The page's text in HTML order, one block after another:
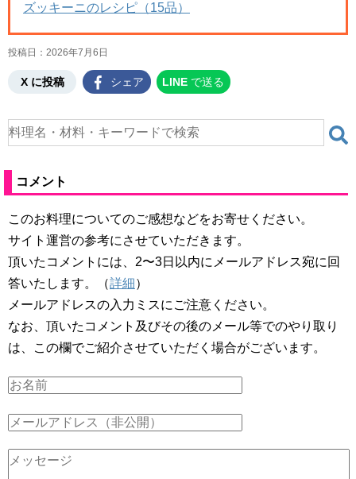
ズッキーニのレシピ（15品）
投稿日： 2026年7月6日
X に投稿 シェア LINE で送る
コメント
このお料理についてのご感想などをお寄せください。
サイト運営の参考にさせていただきます。
頂いたコメントには、2〜3日以内にメールアドレス宛に回
答いたします。（詳細）
メールアドレスの入力ミスにご注意ください。
なお、頂いたコメント及びその後のメール等でのやり取り
は、この欄でご紹介させていただく場合がございます。